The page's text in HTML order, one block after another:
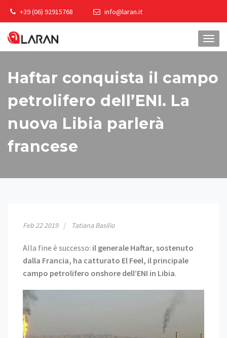
content
+39 (06) 92915768 info@laran.it
Haftar conquista il campo
petrolifero dell’ENI. La
nuova Libia parlerà
francese
Feb222019 Tatiana Basilio
Alla fine è successo: il generale Haftar, sostenuto
dalla Francia, ha catturato El Feel, il principale
campo petrolifero onshore dell’ENI in Libia.